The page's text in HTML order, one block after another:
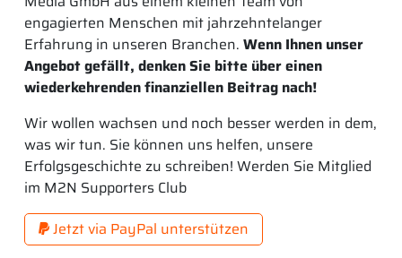
engagierten Menschen mit jahrzehntelanger
Erfahrung in unseren Branchen. Wenn Ihnen unser
Angebot gefällt, denken Sie bitte über einen
wiederkehrenden finanziellen Beitrag nach!
Wir wollen wachsen und noch besser werden in dem,
was wir tun. Sie können uns helfen, unsere
Erfolgsgeschichte zu schreiben! Werden Sie Mitglied
im M2N Supporters Club
Jetzt via PayPal unterstützen